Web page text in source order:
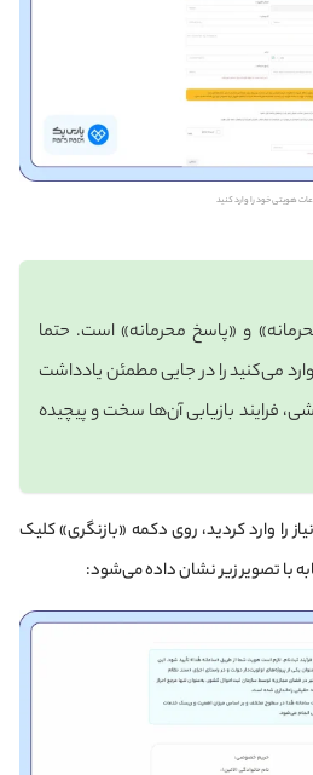
هویتی خود را وارد کنید
و «پاسخ محرمانه» است. حتما
می‌کنید را در جایی مطمئن یادداشت
فرایند بازیابی آن‌ها سخت و پیچیده
را وارد کردید، روی دکمه «بازنگری»‌ کلیک
با تصویر زیر نشان داده می‌شود: